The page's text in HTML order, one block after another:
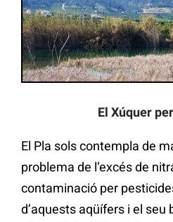
El Xúquer
El Pla sols contempla de
problema de l’excés de
contaminació per
d’aquests aqüífers i el seu